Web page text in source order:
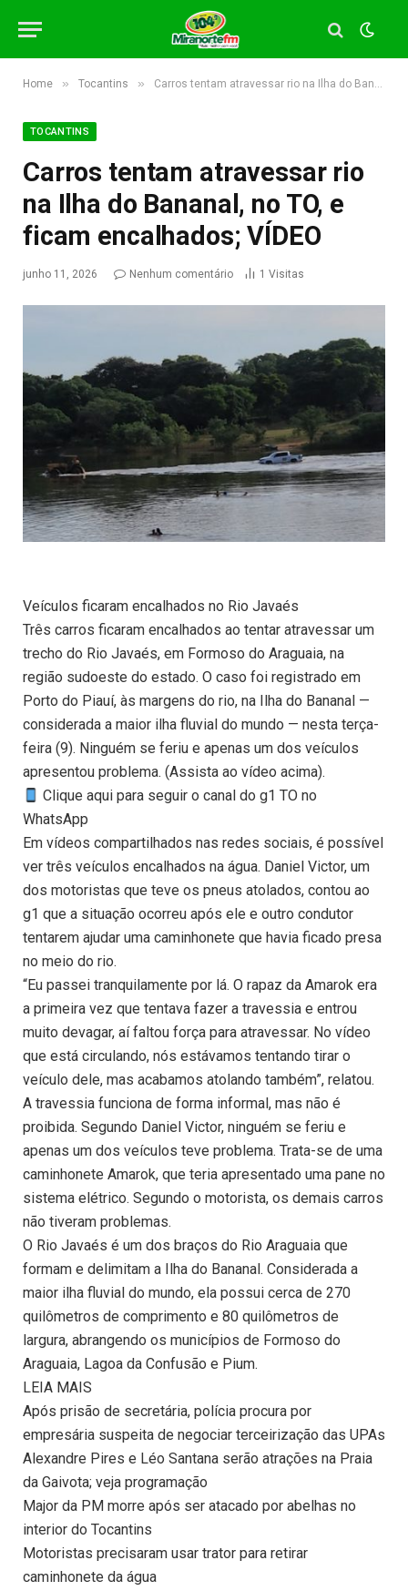
Home » Tocantins » Carros tentam atravessar rio na Ilha do Bananal, no TO, e ficam encalhados; VÍDEO
TOCANTINS
Carros tentam atravessar rio
na Ilha do Bananal, no TO, e
ficam encalhados; VÍDEO
junho 11, 2026 Nenhum comentário 1 Visitas
Veículos ficaram encalhados no Rio Javaés
Três carros ficaram encalhados ao tentar atravessar um
trecho do Rio Javaés, em Formoso do Araguaia, na
região sudoeste do estado. O caso foi registrado em
Porto do Piauí, às margens do rio, na Ilha do Bananal —
considerada a maior ilha fluvial do mundo — nesta terça-
feira (9). Ninguém se feriu e apenas um dos veículos
apresentou problema. (Assista ao vídeo acima).
Clique aqui para seguir o canal do g1 TO no
WhatsApp
Em vídeos compartilhados nas redes sociais, é possível
ver três veículos encalhados na água. Daniel Victor, um
dos motoristas que teve os pneus atolados, contou ao
g1 que a situação ocorreu após ele e outro condutor
tentarem ajudar uma caminhonete que havia ficado presa
no meio do rio.
“Eu passei tranquilamente por lá. O rapaz da Amarok era
a primeira vez que tentava fazer a travessia e entrou
muito devagar, aí faltou força para atravessar. No vídeo
que está circulando, nós estávamos tentando tirar o
veículo dele, mas acabamos atolando também”, relatou.
A travessia funciona de forma informal, mas não é
proibida. Segundo Daniel Victor, ninguém se feriu e
apenas um dos veículos teve problema. Trata-se de uma
caminhonete Amarok, que teria apresentado uma pane no
sistema elétrico. Segundo o motorista, os demais carros
não tiveram problemas.
O Rio Javaés é um dos braços do Rio Araguaia que
formam e delimitam a Ilha do Bananal. Considerada a
maior ilha fluvial do mundo, ela possui cerca de 270
quilômetros de comprimento e 80 quilômetros de
largura, abrangendo os municípios de Formoso do
Araguaia, Lagoa da Confusão e Pium.
LEIA MAIS
Após prisão de secretária, polícia procura por
empresária suspeita de negociar terceirização das UPAs
Alexandre Pires e Léo Santana serão atrações na Praia
da Gaivota; veja programação
Major da PM morre após ser atacado por abelhas no
interior do Tocantins
Motoristas precisaram usar trator para retirar
caminhonete da água